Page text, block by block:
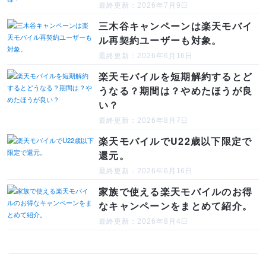
最終更新：2026年7月9日
三木谷キャンペーンは楽天モバイ
ル再契約ユーザーも対象。
最終更新：2026年6月16日
楽天モバイルを短期解約するとど
うなる？期間は？やめたほうが良
い？
最終更新：2026年8月7日
楽天モバイルでU22歳以下限定で
還元。
最終更新：2026年6月16日
家族で使える楽天モバイルのお得
なキャンペーンをまとめて紹介。
最終更新：2026年8月4日